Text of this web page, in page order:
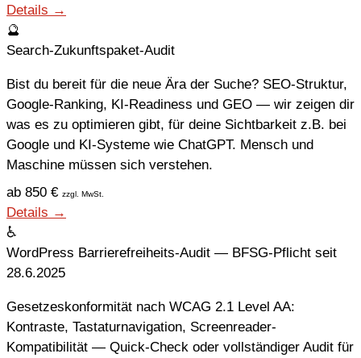
Details →
🔮
Search-Zukunftspaket-Audit
Bist du bereit für die neue Ära der Suche? SEO-Struktur,
Google-Ranking, KI-Readiness und GEO — wir zeigen dir
was es zu optimieren gibt, für deine Sichtbarkeit z.B. bei
Google und KI-Systeme wie ChatGPT. Mensch und
Maschine müssen sich verstehen.
ab 850 € zzgl. MwSt.
Details →
♿
WordPress Barrierefreiheits-Audit — BFSG-Pflicht seit
28.6.2025
Gesetzeskonformität nach WCAG 2.1 Level AA:
Kontraste, Tastaturnavigation, Screenreader-
Kompatibilität — Quick-Check oder vollständiger Audit für